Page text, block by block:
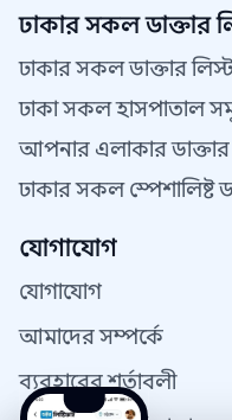
ঢাকার সকল ডাক্তার
ঢাকার সকল ডাক্তার
ঢাকা সকল হাসপাতাল
আপনার এলাকার
ঢাকার সকল স্পেশালিষ্ট
যোগাযোগ
যোগাযোগ
আমাদের সম্পর্কে
ব্যবহারের শর্তাবলী